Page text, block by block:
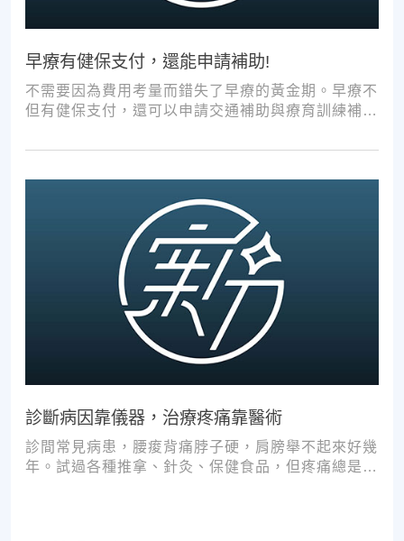
早療有健保支付，還能申請補助!
不需要因為費用考量而錯失了早療的黃金期。早療不
但有健保支付，還可以申請交通補助與療育訓練補
診斷病因靠儀器，治療疼痛靠醫術
診間常見病患，腰痠背痛脖子硬，肩膀舉不起來好幾
年。試過各種推拿、針灸、保健食品，但疼痛總是時